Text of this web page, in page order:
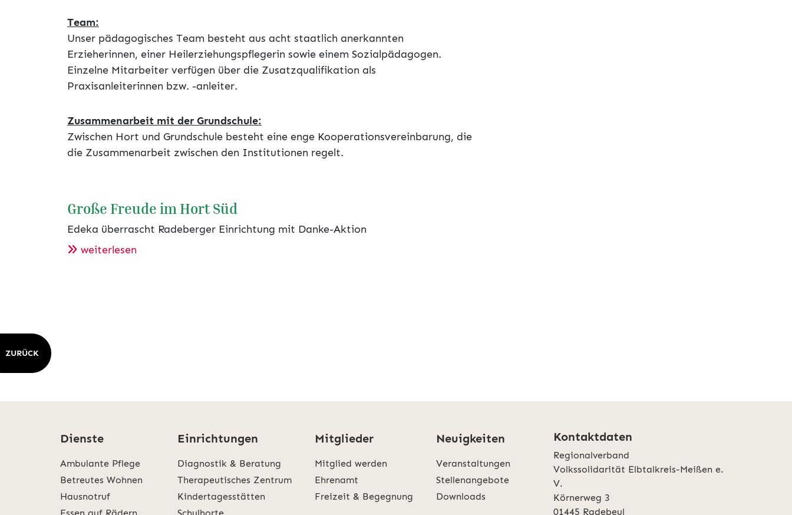
Team:
Unser pädagogisches Team besteht aus acht staatlich anerkannten
Erzieherinnen, einer Heilerziehungspflegerin sowie einem Sozialpädagogen.
Einzelne Mitarbeiter verfügen über die Zusatzqualifikation als
Praxisanleiterinnen bzw. -anleiter.
Zusammenarbeit mit der Grundschule:
Zwischen Hort und Grundschule besteht eine enge Kooperationsvereinbarung, die
die Zusammenarbeit zwischen den Institutionen regelt.
Große Freude im Hort Süd
Edeka überrascht Radeberger Einrichtung mit Danke-Aktion
weiterlesen
ZURÜCK
Dienste
Ambulante Pflege
Betreutes Wohnen
Hausnotruf
Einrichtungen
Diagnostik & Beratung
Therapeutisches Zentrum
Kindertagesstätten
Mitglieder
Mitglied werden
Ehrenamt
Freizeit & Begegnung
Neuigkeiten
Veranstaltungen
Stellenangebote
Downloads
Kontaktdaten
Regionalverband
Volkssolidarität Elbtalkreis-Meißen e.
V.
Körnerweg 3
01445 Radebeul